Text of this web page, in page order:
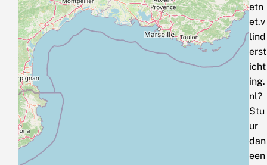
etn
et.v
lind
erst
icht
ing.
nl?
Stu
ur
dan
een